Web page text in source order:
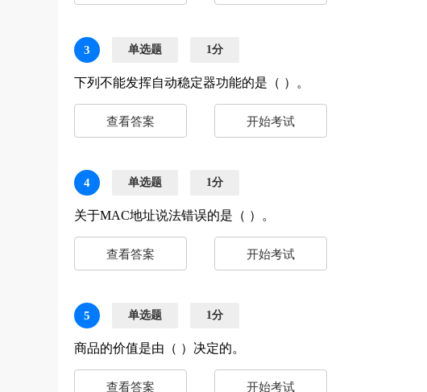
3 单选题 1分
下列不能发挥自动稳定器功能的是（ ）。
查看答案 开始考试
4 单选题 1分
关于MAC地址说法错误的是（ ）。
查看答案 开始考试
5 单选题 1分
商品的价值是由（ ）决定的。
查看答案 开始考试